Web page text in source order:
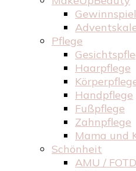
Pflege
Haarpflege
Handpflege
Fußpflege
Zahnpflege
Mama und
Schönheit
AMU / FOTD